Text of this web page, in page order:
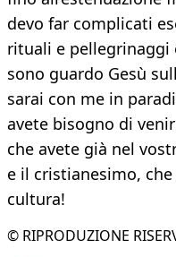
devo far complicati
rituali e pellegrinaggi
sono guardo Gesù
sarai con me in
avete bisogno di
che avete già nel
e il cristianesimo,
cultura!
© RIPRODUZIONE